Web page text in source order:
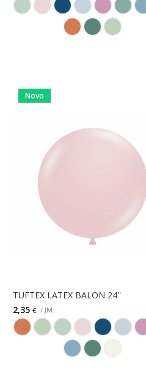
Novo
TUFTEX LATEX BALON 24''
2,35 € / JM: